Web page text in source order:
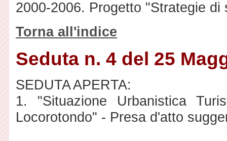
2000-2006. Progetto "Strategie
Torna all'indice
Seduta n. 4 del 25
SEDUTA APERTA:
1. "Situazione Urbanistica
Locorotondo" - Presa d'atto